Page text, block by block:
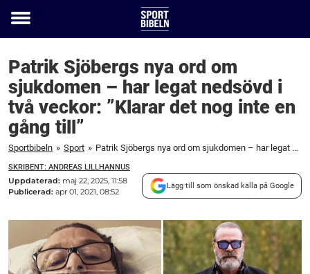
Toggle
Patrik Sjöbergs nya ord om
sjukdomen – har legat nedsövd i
två veckor: ”Klarar det nog inte en
gång till”
Sportbibeln » Sport » Patrik Sjöbergs nya ord om sjukdomen – har legat nedsövd i två veckor: ”Klarar det nog inte en gång till”
SKRIBENT: ANDREAS LILLHANNUS
Uppdaterad: maj 22, 2025, 11:58
Publicerad: apr 01, 2021, 08:52
Lägg till som önskad källa på Google